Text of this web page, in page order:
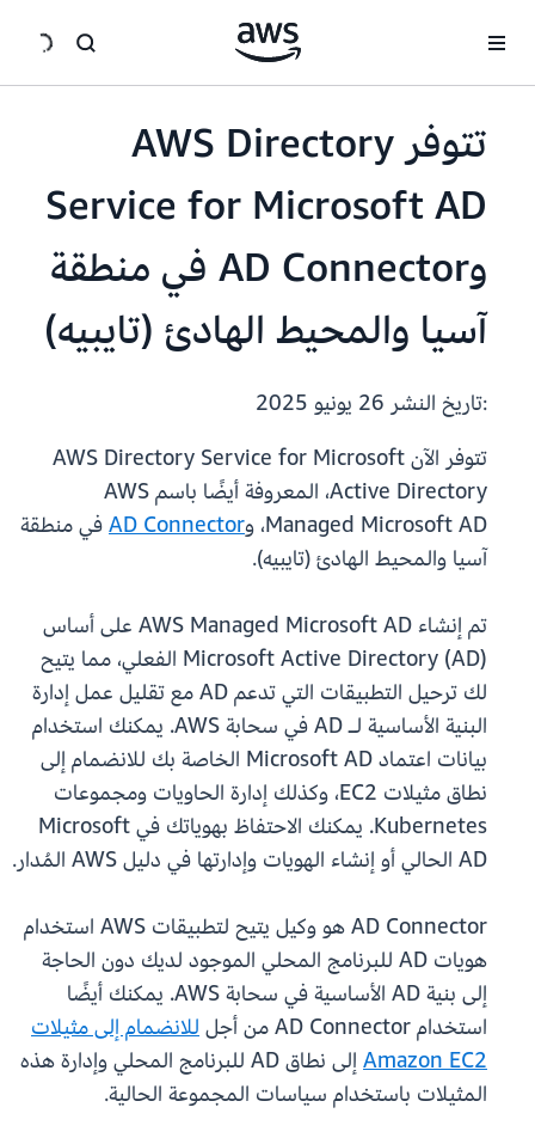
تتوفر AWS Directory
Service for Microsoft AD
وAD Connector في منطقة
آسيا والمحيط الهادئ (تايبيه)
:تاريخ النشر
تتوفر الآن AWS Directory Service for Microsoft
Active Directory، المعروفة أيضًا باسم AWS
Managed Microsoft AD، و
AD Connectorفي منطقة
آسيا والمحيط الهادئ (تايبيه).
تم إنشاء AWS Managed Microsoft AD على أساس
Microsoft Active Directory (AD) الفعلي، مما يتيح
لك ترحيل التطبيقات التي تدعم AD مع تقليل عمل إدارة
البنية الأساسية لـ AD في سحابة AWS. يمكنك استخدام
بيانات اعتماد Microsoft AD الخاصة بك للانضمام إلى
نطاق مثيلات EC2، وكذلك إدارة الحاويات ومجموعات
Kubernetes. يمكنك الاحتفاظ بهوياتك في Microsoft
AD الحالي أو إنشاء الهويات وإدارتها في دليل AWS المُدار.
AD Connector هو وكيل يتيح لتطبيقات AWS استخدام
هويات AD للبرنامج المحلي الموجود لديك دون الحاجة
إلى بنية AD الأساسية في سحابة AWS. يمكنك أيضًا
استخدام AD Connector من أجل
للانضمام إلى مثيلات
Amazon EC2
إلى نطاق AD للبرنامج المحلي وإدارة هذه
المثيلات باستخدام سياسات المجموعة الحالية.